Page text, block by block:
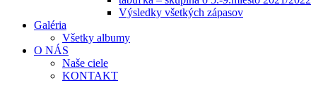
Výsledky všetkých zápasov
Galéria
Všetky albumy
O NÁS
Naše ciele
KONTAKT